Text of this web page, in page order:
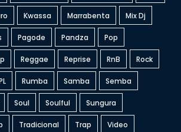
Kwassa Marrabenta Mix Dj
Pagode Pandza Pop
Reggae Reprise RnB Rock
Rumba Samba Semba
Soul Soulful Sungura
Tradicional Trap Video